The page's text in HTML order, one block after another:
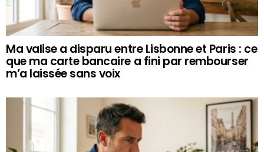
Ma valise a disparu entre Lisbonne et Paris : ce
que ma carte bancaire a fini par rembourser
m’a laissée sans voix